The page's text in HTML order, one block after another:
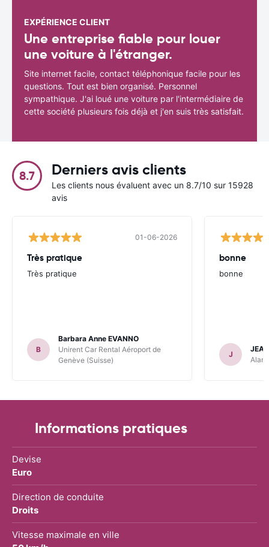
EXPÉRIENCE CLIENT
Une entreprise fiable pour louer
une voiture à l'étranger.
Site internet facile, contact téléphonique facile pour les
questions. Tout est bien organisé. Personnel
sympathique. J'ai loué une voiture par l'intermédiaire de
cette société plusieurs fois déjà et j'en suis très satisfait.
8.7 Derniers avis clients
Les clients nous évaluent avec un 8.7/10 sur 15928
avis
01-06-2026
Très pratique
Très pratique
B
Barbara Anne EVANNO
Unirent Car Rental Aéroport de
Genève (Suisse)
bonne
bonne
J
Informations pratiques
Devise
Euro
Direction de conduite
Droits
Vitesse maximale en ville